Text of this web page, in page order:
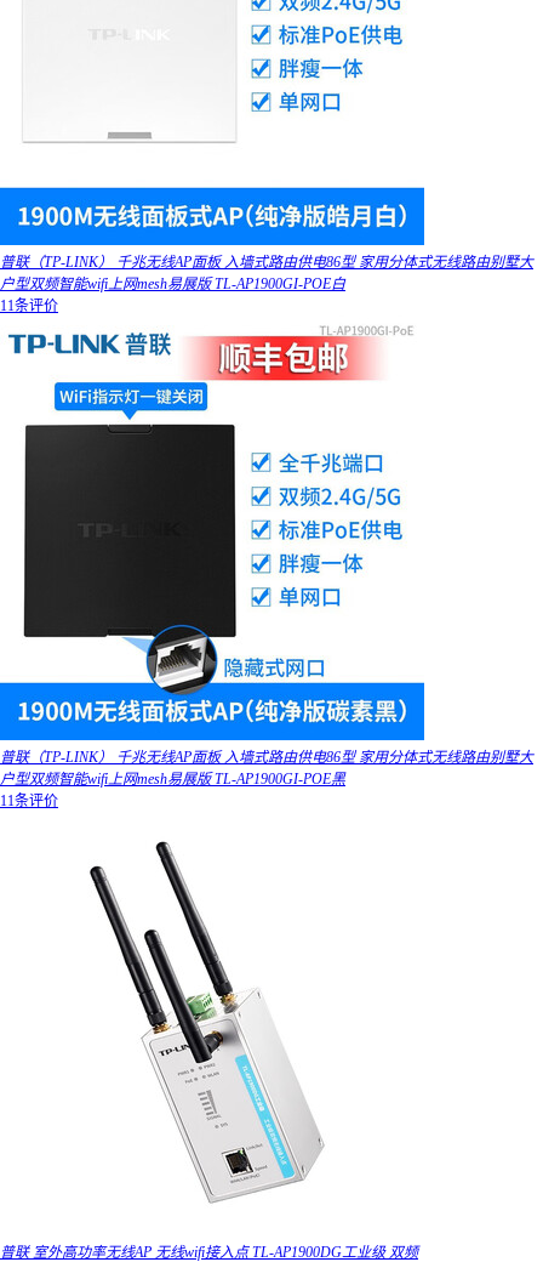
普联（TP-LINK） 千兆无线AP面板 入墙式路由供电86型 家用分体式无线路由别墅大
户型双频智能wifi上网mesh易展版 TL-AP1900GI-POE白
11条评价
普联（TP-LINK） 千兆无线AP面板 入墙式路由供电86型 家用分体式无线路由别墅大
户型双频智能wifi上网mesh易展版 TL-AP1900GI-POE黑
11条评价
普联 室外高功率无线AP 无线wifi接入点 TL-AP1900DG工业级 双频